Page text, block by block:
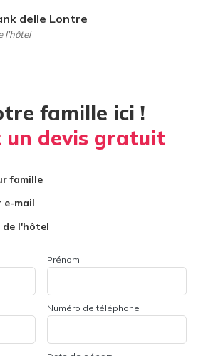
delle Lontre
l'hôtel
famille ici !
un devis gratuit
famille
e-mail
de l'hôtel
Prénom
Numéro de téléphone